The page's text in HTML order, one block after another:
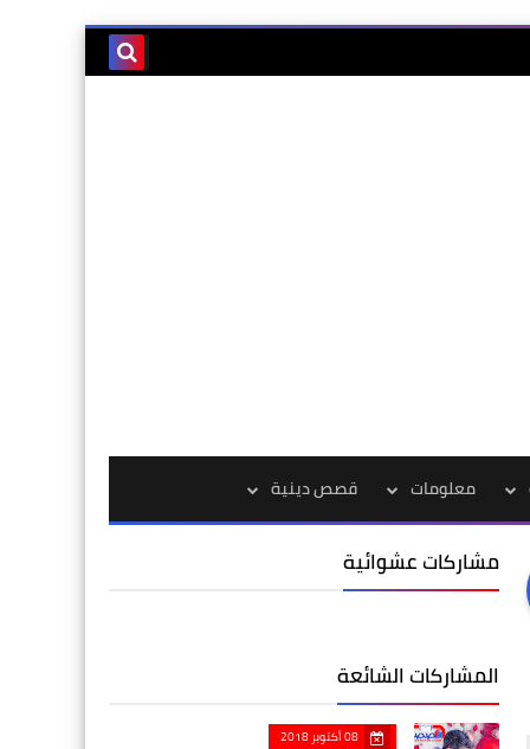
معلومات قصص دينية
مشاركات عشوائية
المشاركات الشائعة
08 أكتوبر 2018